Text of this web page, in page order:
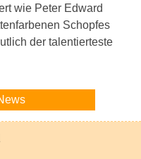
wie Peter Edward
Schopfes
der talentierteste